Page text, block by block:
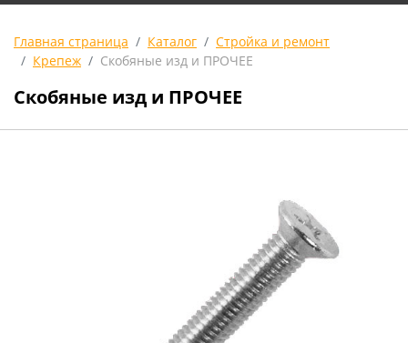
Главная страница Каталог
Стройка и ремонт
Крепеж
Скобяные изд и ПРОЧЕЕ
Скобяные изд и ПРОЧЕЕ